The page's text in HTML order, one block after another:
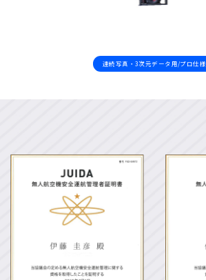
連続写真・3次元データ用/プロ仕様